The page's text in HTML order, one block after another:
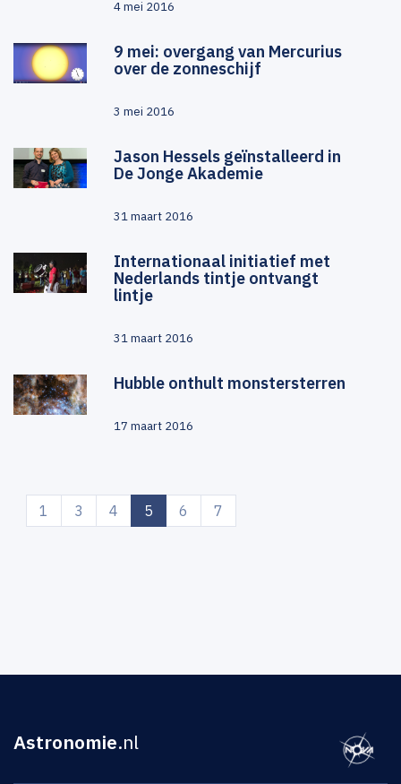
4 mei 2016
9 mei: overgang van Mercurius
over de zonneschijf
3 mei 2016
Jason Hessels geïnstalleerd in
De Jonge Akademie
31 maart 2016
Internationaal initiatief met
Nederlands tintje ontvangt
lintje
31 maart 2016
Hubble onthult monstersterren
17 maart 2016
1 3 4 5 (current)
6 7
Astronomie.nl